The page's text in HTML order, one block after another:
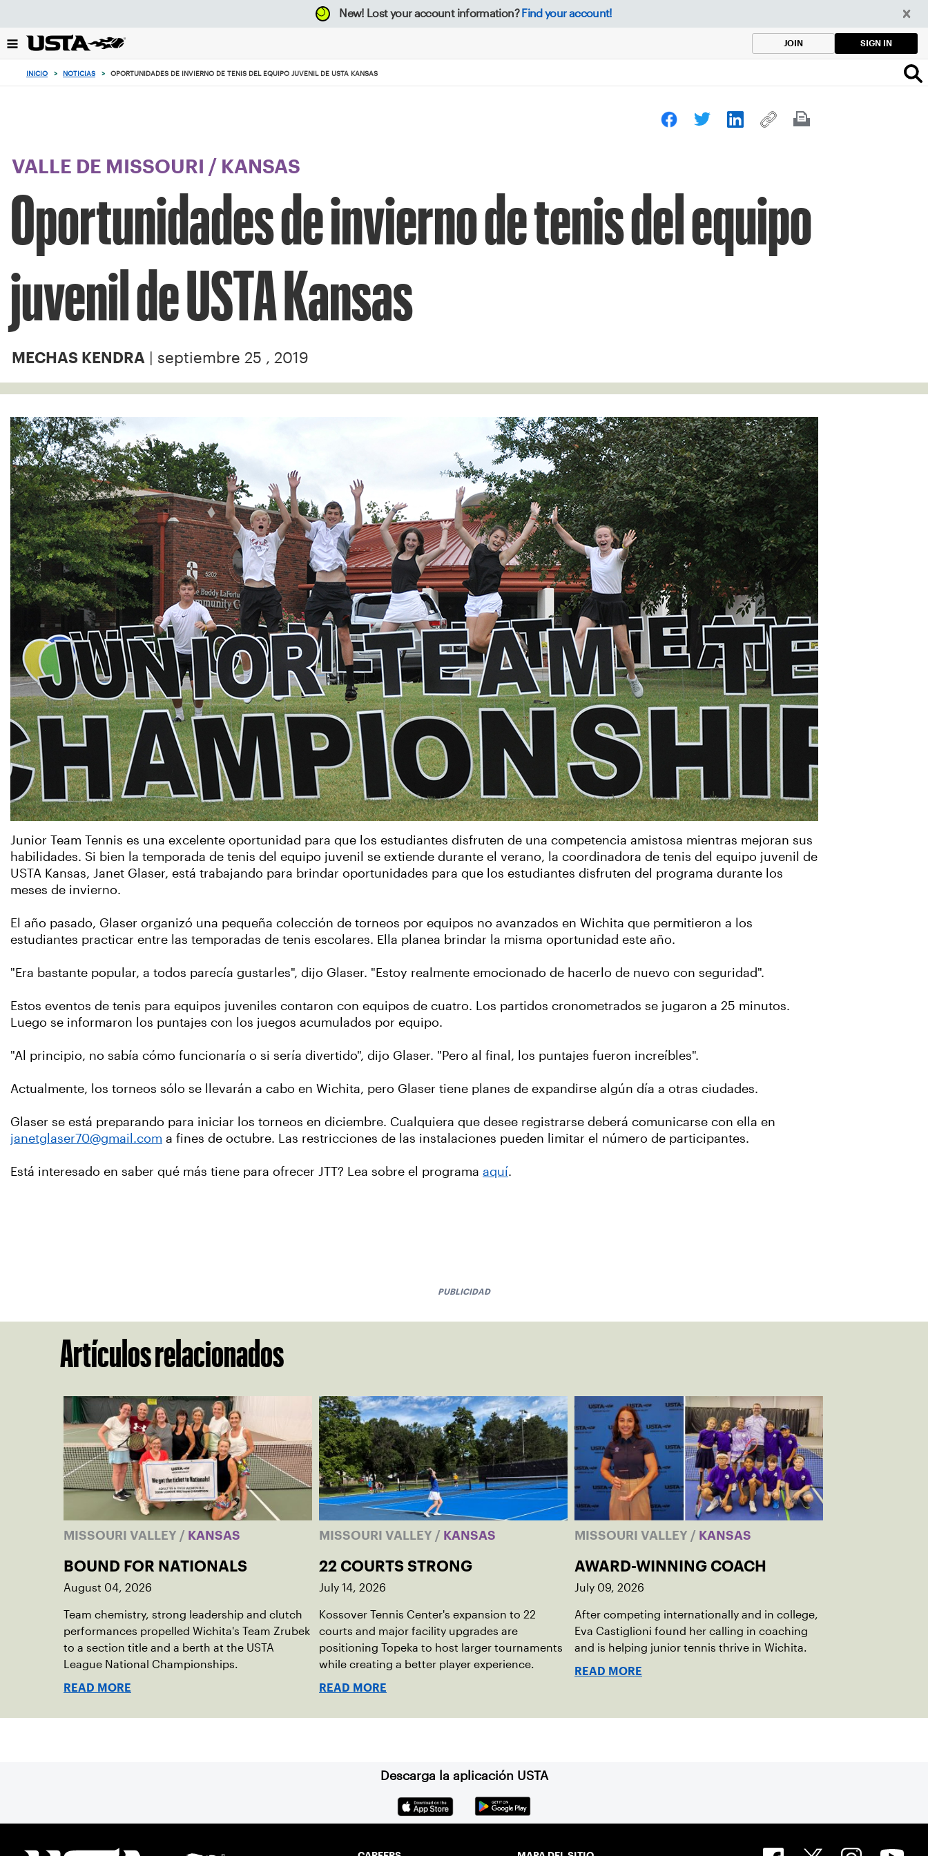
el
botón
New! Lost your account information? Find your account!
JOIN SIGN IN
INICIO > NOTICIAS > OPORTUNIDADES DE INVIERNO DE TENIS DEL EQUIPO JUVENIL DE USTA KANSAS
VALLE DE MISSOURI / KANSAS
Oportunidades de invierno de tenis del equipo
juvenil de USTA Kansas
MECHAS KENDRA | septiembre 25 , 2019
Junior Team Tennis es una excelente oportunidad para que los estudiantes disfruten de una competencia amistosa mientras mejoran sus
habilidades. Si bien la temporada de tenis del equipo juvenil se extiende durante el verano, la coordinadora de tenis del equipo juvenil de
USTA Kansas, Janet Glaser, está trabajando para brindar oportunidades para que los estudiantes disfruten del programa durante los
meses de invierno.
El año pasado, Glaser organizó una pequeña colección de torneos por equipos no avanzados en Wichita que permitieron a los
estudiantes practicar entre las temporadas de tenis escolares. Ella planea brindar la misma oportunidad este año.
"Era bastante popular, a todos parecía gustarles", dijo Glaser. "Estoy realmente emocionado de hacerlo de nuevo con seguridad".
Estos eventos de tenis para equipos juveniles contaron con equipos de cuatro. Los partidos cronometrados se jugaron a 25 minutos.
Luego se informaron los puntajes con los juegos acumulados por equipo.
"Al principio, no sabía cómo funcionaría o si sería divertido", dijo Glaser. "Pero al final, los puntajes fueron increíbles".
Actualmente, los torneos sólo se llevarán a cabo en Wichita, pero Glaser tiene planes de expandirse algún día a otras ciudades.
Glaser se está preparando para iniciar los torneos en diciembre. Cualquiera que desee registrarse deberá comunicarse con ella en
janetglaser70@gmail.com a fines de octubre. Las restricciones de las instalaciones pueden limitar el número de participantes.
Está interesado en saber qué más tiene para ofrecer JTT? Lea sobre el programa aquí.
PUBLICIDAD
Artículos relacionados
MISSOURI VALLEY / KANSAS
BOUND FOR NATIONALS
August 04, 2026
Team chemistry, strong leadership and clutch
performances propelled Wichita's Team Zrubek
to a section title and a berth at the USTA
League National Championships.
READ MORE
MISSOURI VALLEY / KANSAS
22 COURTS STRONG
July 14, 2026
Kossover Tennis Center's expansion to 22
courts and major facility upgrades are
positioning Topeka to host larger tournaments
while creating a better player experience.
READ MORE
MISSOURI VALLEY / KANSAS
AWARD-WINNING COACH
July 09, 2026
After competing internationally and in college,
Eva Castiglioni found her calling in coaching
and is helping junior tennis thrive in Wichita.
READ MORE
Descarga la aplicación USTA